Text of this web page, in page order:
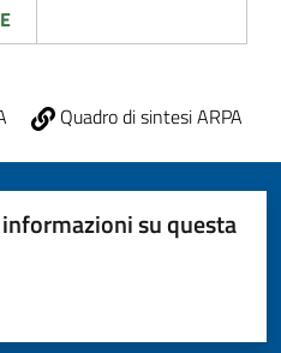
Quadro di sintesi ARPA
su questa
su 5
5